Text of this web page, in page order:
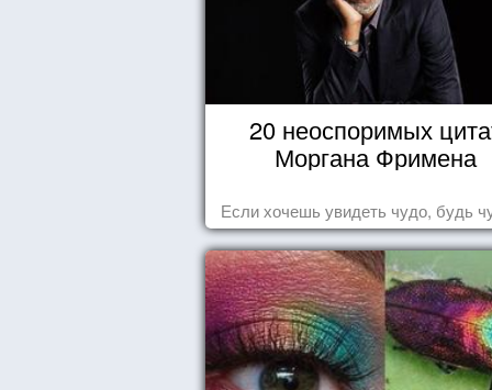
20 неоспоримых
Моргана Фримена
Если хочешь увидеть чудо, будь